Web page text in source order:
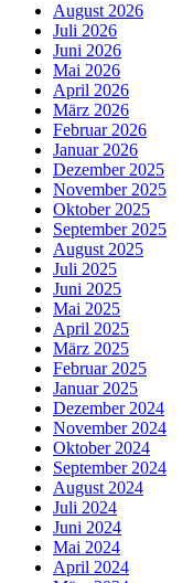
August 2026
Juli 2026
Juni 2026
Mai 2026
April 2026
März 2026
Februar 2026
Januar 2026
Dezember 2025
November 2025
Oktober 2025
September 2025
August 2025
Juli 2025
Juni 2025
Mai 2025
April 2025
März 2025
Februar 2025
Januar 2025
Dezember 2024
November 2024
Oktober 2024
September 2024
August 2024
Juli 2024
Juni 2024
Mai 2024
April 2024